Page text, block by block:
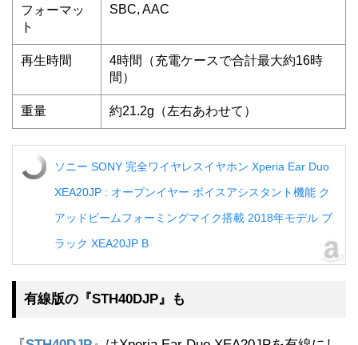
フォーマッ
ト
SBC, AAC
再生時間
4時間（充電ケースで合計最大約16時
間）
重量 約21.2g（左右あわせて）
ソニー SONY 完全ワイヤレスイヤホン Xperia Ear Duo
XEA20JP : オープンイヤー ボイスアシスタント機能 ク
アッドビームフォーミングマイク搭載 2018年モデル ブ
ラック XEA20JP B
有線版の『STH40DJP』も